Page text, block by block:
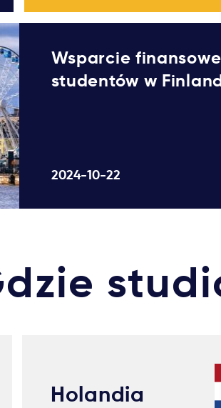
Wsparcie
studentów w
2024-10-22
Holandia